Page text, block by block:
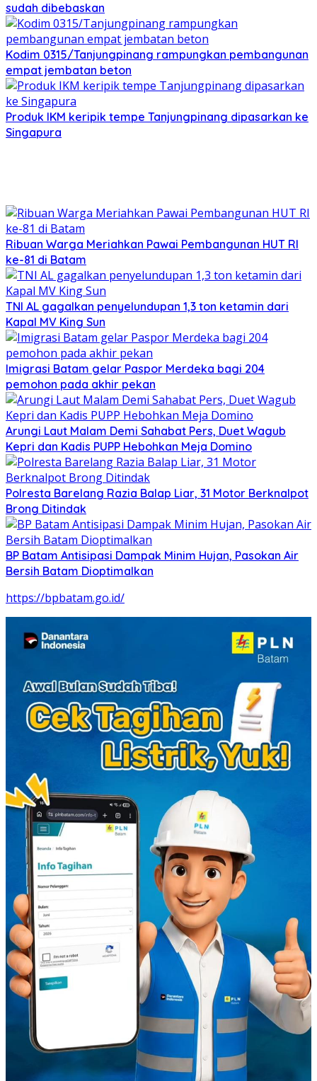
sudah dibebaskan
Kodim 0315/Tanjungpinang rampungkan pembangunan
empat jembatan beton
Produk IKM keripik tempe Tanjungpinang dipasarkan ke
Singapura
Ribuan Warga Meriahkan Pawai Pembangunan HUT RI
ke-81 di Batam
TNI AL gagalkan penyelundupan 1,3 ton ketamin dari
Kapal MV King Sun
Imigrasi Batam gelar Paspor Merdeka bagi 204
pemohon pada akhir pekan
Arungi Laut Malam Demi Sahabat Pers, Duet Wagub
Kepri dan Kadis PUPP Hebohkan Meja Domino
Polresta Barelang Razia Balap Liar, 31 Motor Berknalpot
Brong Ditindak
BP Batam Antisipasi Dampak Minim Hujan, Pasokan Air
Bersih Batam Dioptimalkan
https://bpbatam.go.id/